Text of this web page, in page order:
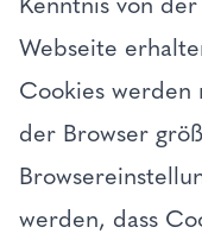
Webseite
Cookies werden
der Browser
werden, dass